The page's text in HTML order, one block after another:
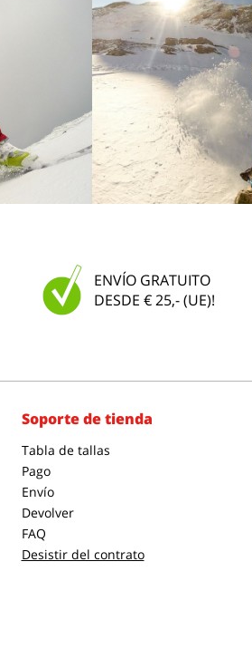
ENVÍO GRATUITO
DESDE € 25,- (UE)!
Soporte de tienda
Tabla de tallas
Pago
Envío
Devolver
FAQ
Desistir del contrato